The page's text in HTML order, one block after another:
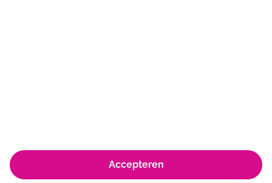
© Koninklijke Sportfondsen 2026
Accepteren